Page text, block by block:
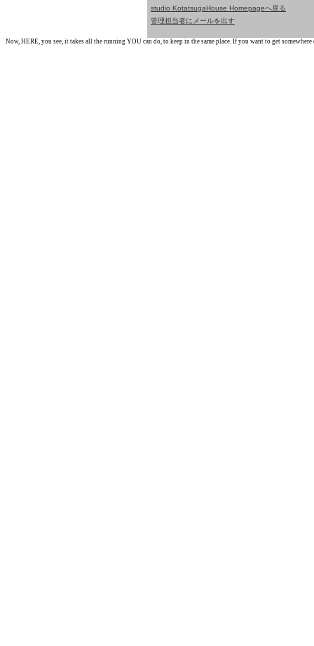
studio KotatsugaHouse Homepageへ戻る
管理担当者にメールを出す
Now, HERE, you see, it takes all the running YOU can do, to keep in the same place. If you want to get